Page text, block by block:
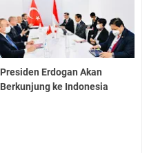
Presiden Erdogan Akan
Berkunjung ke Indonesia